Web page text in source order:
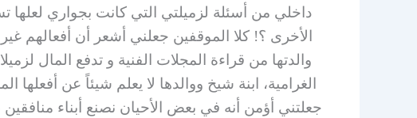
داخلي من أسئلة لزميلتي التي كانت بجواري لعلها
الأخرى ؟! كلا الموقفين جعلني أشعر أن أفعالهم
والدتها من قراءة المجلات الفنية و تدفع المال
الغرامية، ابنة شيخ ووالدها لا يعلم شيئاً عن
جعلتني أؤمن أنه في بعض الأحيان نصنع أبناء